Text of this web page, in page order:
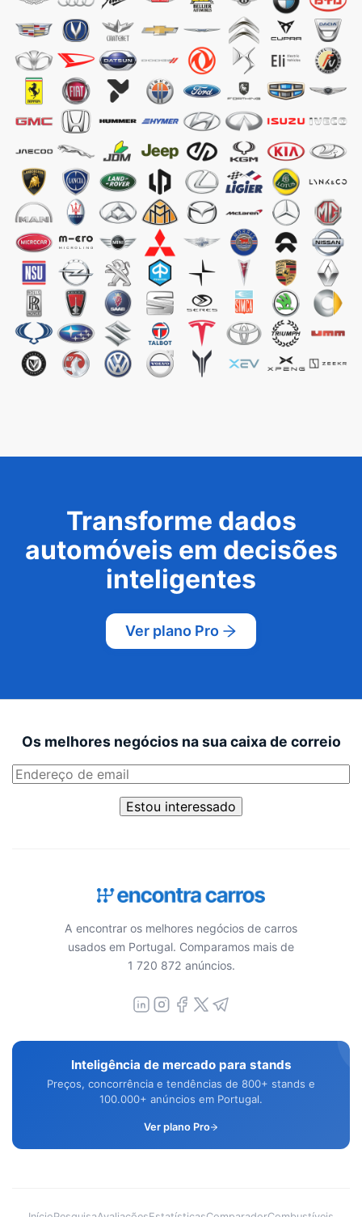
Transforme dados
automóveis em decisões
inteligentes
Ver plano Pro
Os melhores negócios na sua caixa de correio
Estou interessado
A encontrar os melhores negócios de carros
usados em Portugal. Comparamos mais de
1 720 872 anúncios.
Inteligência de mercado para stands
Preços, concorrência e tendências de 800+ stands e
100.000+ anúncios em Portugal.
Ver plano Pro